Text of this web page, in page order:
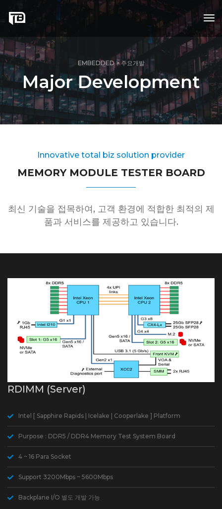
EMBEDDED > 주요개발
Major Development
Innovative total biz solution provider
MEMORY MODULE TESTER BOARD
최신 기술을 접목하여, 고객 환경에 적합한 최적의 제
품과 서비스를 제공하고 있습니다.
RDIMM (Server)
Intel [ Sapphire Rapids | Icelake | Cooperlake ] Platform
Purpose : DDR5 / DDR4 Memory Test System Board
4 ~ 16 Para Socket
Support 3200Mbps ~ 5600Mbps
Backplane I/O 별도 개발 가능